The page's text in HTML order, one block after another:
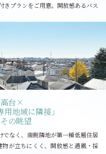
きプランをご用意。開放感あるバス
台×
用地域に隣接」
の眺望
なく、南側隣地が第一種低層住居
が立ちにくく、開放感と通風・採